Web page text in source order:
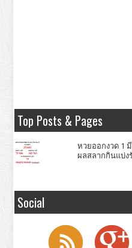
Top Posts & Pages
หวยออกงวด 1
ผลสลากกินแบ่ง
Social